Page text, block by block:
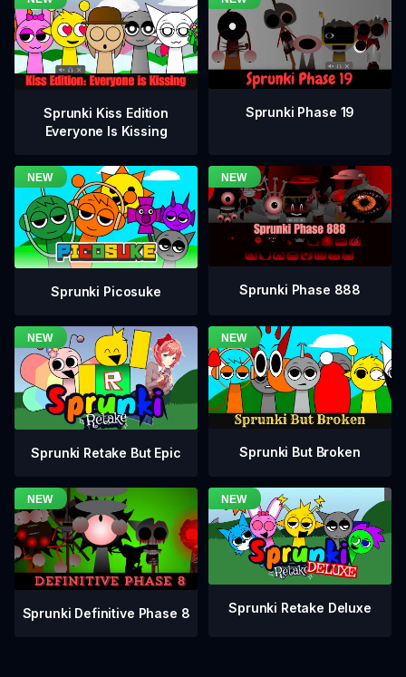
Sprunki Kiss Edition
Everyone Is Kissing
Sprunki Phase 19
Sprunki Picosuke Sprunki Phase 888
Sprunki Retake But Epic Sprunki But Broken
Sprunki Definitive Phase 8 Sprunki Retake Deluxe